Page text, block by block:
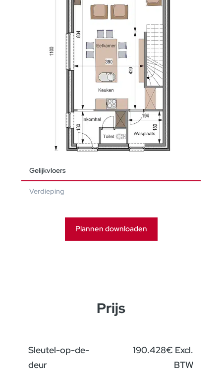
Gelijkvloers
Verdieping
Plannen downloaden
Prijs
Sleutel-op-de-
deur
190.428€ Excl.
BTW